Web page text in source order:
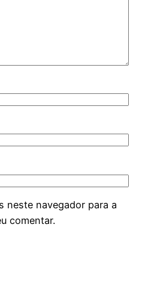
neste navegador para a
comentar.